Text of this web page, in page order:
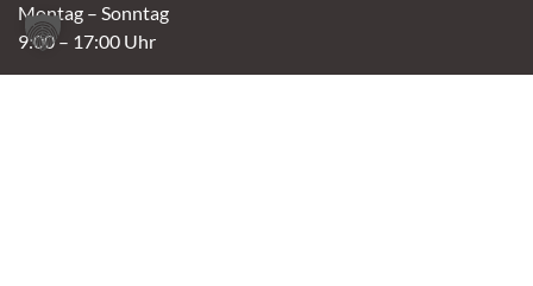
Montag – Sonntag
9:00 – 17:00 Uhr